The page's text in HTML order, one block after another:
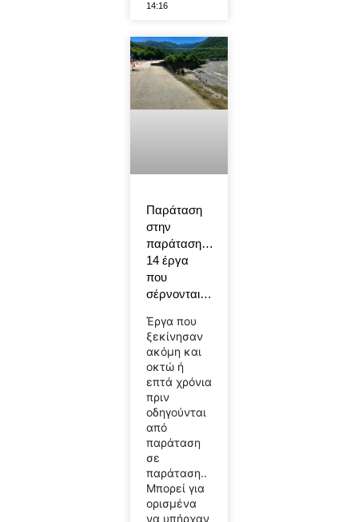
14:16
Παράταση
στην
παράταση…
14 έργα
που
σέρνονται…
Έργα που
ξεκίνησαν
ακόμη και
οκτώ ή
επτά χρόνια
πριν
οδηγούνται
από
παράταση
σε
παράταση..
Μπορεί για
ορισμένα
να υπήρχαν